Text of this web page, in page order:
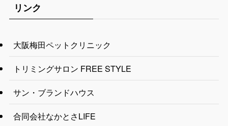
リンク
大阪梅田ペットクリニック
トリミングサロン FREE STYLE
サン・ブランドハウス
合同会社なかとさLIFE